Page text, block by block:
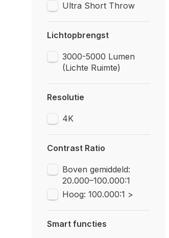
Ultra Short Throw
Lichtopbrengst
3000-5000 Lumen
(Lichte Ruimte)
Resolutie
4K
Contrast Ratio
Boven gemiddeld:
20.000–100.000:1
Hoog: 100.000:1 >
Smart functies